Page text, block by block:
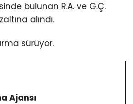
bulunan R.A. ve G.Ç.
alındı.
sürüyor.
Ajansı